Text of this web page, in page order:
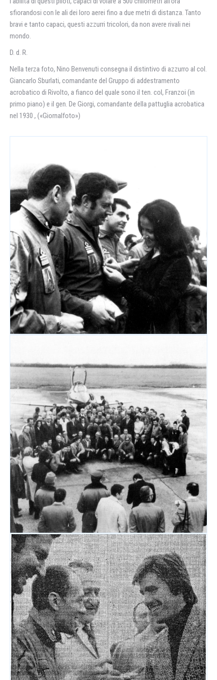
sfiorandosi con le ali dei loro aerei fino a due metri di distanza. Tanto
bravi e tanto capaci, questi azzurri tricolori, da non avere rivali nei
mondo.
D. d. R.
Nella terza foto, Nino Benvenuti consegna il distintivo di azzurro al col.
Giancarlo Sburlati, comandante del Gruppo di addestramento
acrobatico di Rivolto, a fianco del quale sono il ten. col, Franzoi (in
primo piano) e il gen. De Giorgi, comandante della pattuglia acrobatica
nel 1930 , («Giornalfoto»)